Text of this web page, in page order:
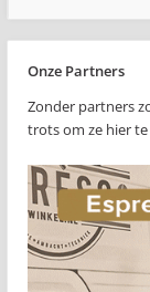
Onze Partners
Zonder partners
trots om ze hier